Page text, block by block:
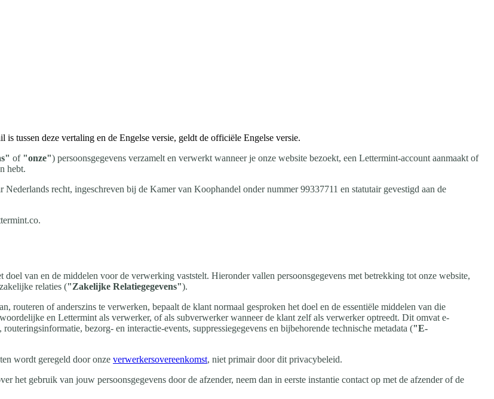
tussen deze vertaling en de Engelse versie, geldt de officiële Engelse versie.
of "onze") persoonsgegevens verzamelt en verwerkt wanneer je onze website bezoekt, een Lettermint-account aanmaakt of
hebt.
recht, ingeschreven bij de Kamer van Koophandel onder nummer 99337711 en statutair gevestigd aan de
van en de middelen voor de verwerking vaststelt. Hieronder vallen persoonsgegevens met betrekking tot onze website,
relaties ("Zakelijke Relatiegegevens").
routeren of anderszins te verwerken, bepaalt de klant normaal gesproken het doel en de essentiële middelen van die
en Lettermint als verwerker, of als subverwerker wanneer de klant zelf als verwerker optreedt. Dit omvat e-
bezorg- en interactie-events, suppressiegegevens en bijbehorende technische metadata ("E-
wordt geregeld door onze verwerkersovereenkomst, niet primair door dit privacybeleid.
het gebruik van jouw persoonsgegevens door de afzender, neem dan in eerste instantie contact op met de afzender of de